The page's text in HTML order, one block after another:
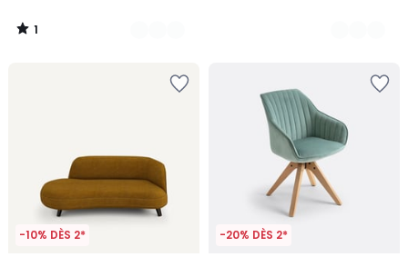
1
/
-10% DÈS 2* -20% DÈS 2*